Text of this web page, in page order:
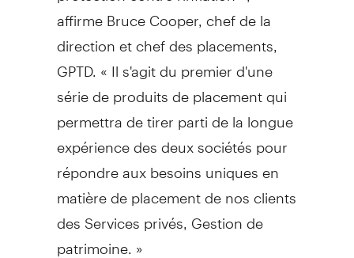
affirme Bruce Cooper, chef de la
direction et chef des placements,
GPTD. « Il s'agit du premier d'une
série de produits de placement qui
permettra de tirer parti de la longue
expérience des deux sociétés pour
répondre aux besoins uniques en
matière de placement de nos clients
des Services privés, Gestion de
patrimoine. »